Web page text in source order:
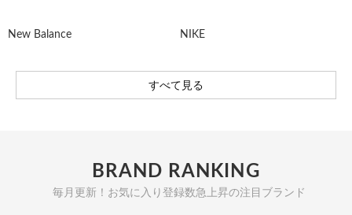
New Balance NIKE
すべて見る
BRAND RANKING
毎月更新！お気に入り登録数急上昇の注目ブランド